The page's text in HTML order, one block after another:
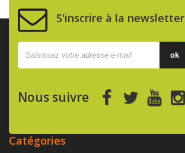
S'inscrire à la newsletter
ok
Nous suivre
Catégories